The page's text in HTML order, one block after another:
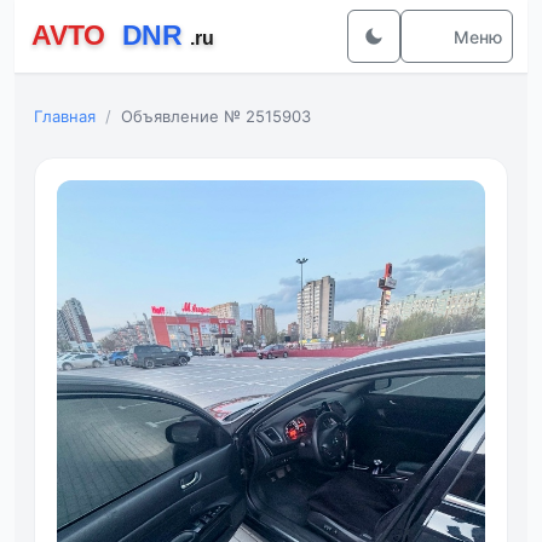
Меню
Главная Объявление № 2515903